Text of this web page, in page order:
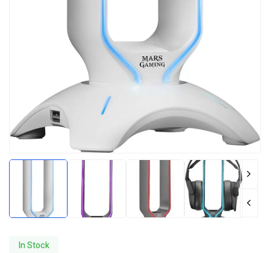
In Stock